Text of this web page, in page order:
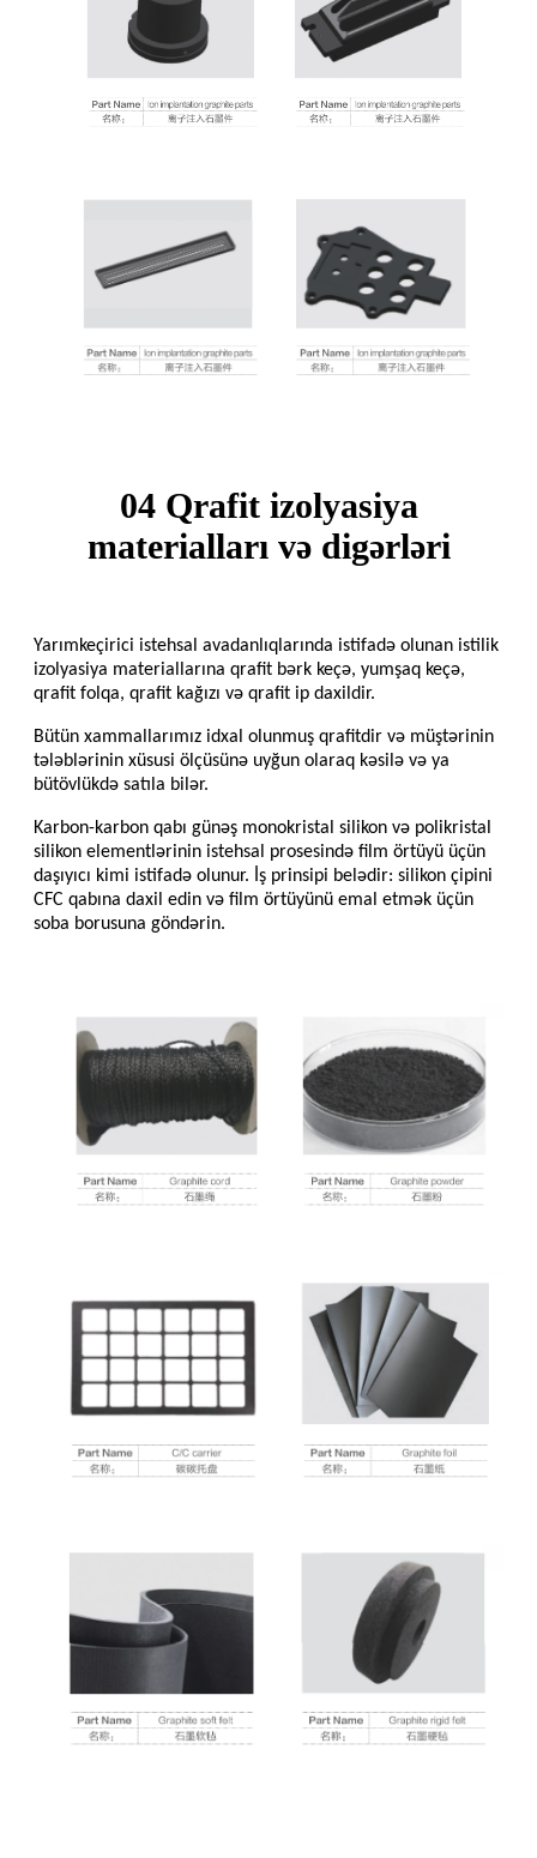
04 Qrafit izolyasiya
materialları və digərləri
Yarımkeçirici istehsal avadanlıqlarında istifadə olunan istilik
izolyasiya materiallarına qrafit bərk keçə, yumşaq keçə,
qrafit folqa, qrafit kağızı və qrafit ip daxildir.
Bütün xammallarımız idxal olunmuş qrafitdir və müştərinin
tələblərinin xüsusi ölçüsünə uyğun olaraq kəsilə və ya
bütövlükdə satıla bilər.
Karbon-karbon qabı günəş monokristal silikon və polikristal
silikon elementlərinin istehsal prosesində film örtüyü üçün
daşıyıcı kimi istifadə olunur. İş prinsipi belədir: silikon çipini
CFC qabına daxil edin və film örtüyünü emal etmək üçün
soba borusuna göndərin.